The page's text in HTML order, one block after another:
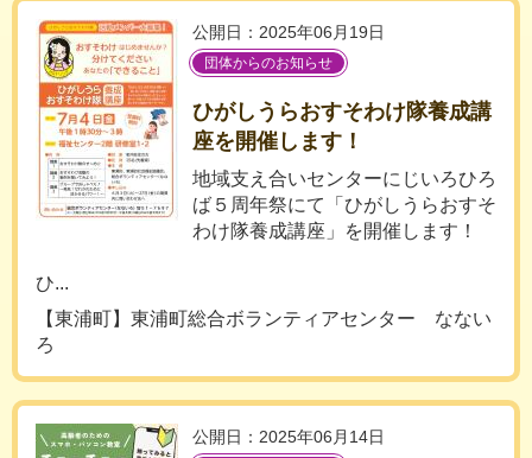
公開日：2025年06月19日
団体からのお知らせ
ひがしうらおすそわけ隊養成講
座を開催します！
地域支え合いセンターにじいろひろ
ば５周年祭にて「ひがしうらおすそ
わけ隊養成講座」を開催します！
ひ...
【東浦町】東浦町総合ボランティアセンター なない
ろ
公開日：2025年06月14日